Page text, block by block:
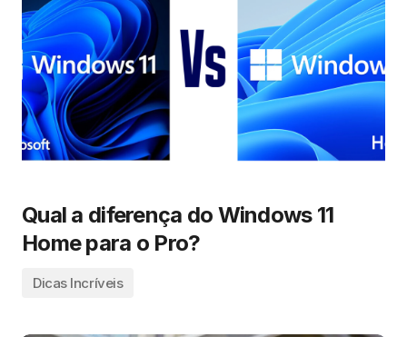
Qual a diferença do Windows 11
Home para o Pro?
Dicas Incríveis